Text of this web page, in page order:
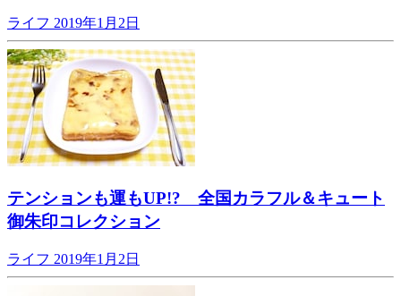
ライフ 2019年1月2日
テンションも運もUP!? 全国カラフル＆キュート
御朱印コレクション
ライフ 2019年1月2日